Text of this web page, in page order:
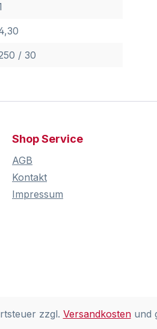
/ 30
Shop Service
AGB
Kontakt
Impressum
zzgl. Versandkostenund